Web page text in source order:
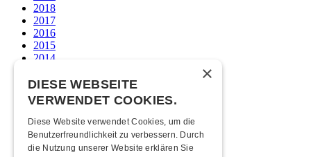
2018
2017
2016
2015
2014
2012
2011
2010
2009
2008
2007
×
DIESE WEBSEITE
VERWENDET COOKIES.
Diese Website verwendet Cookies, um die
Benutzerfreundlichkeit zu verbessern. Durch
die Nutzung unserer Website erklären Sie